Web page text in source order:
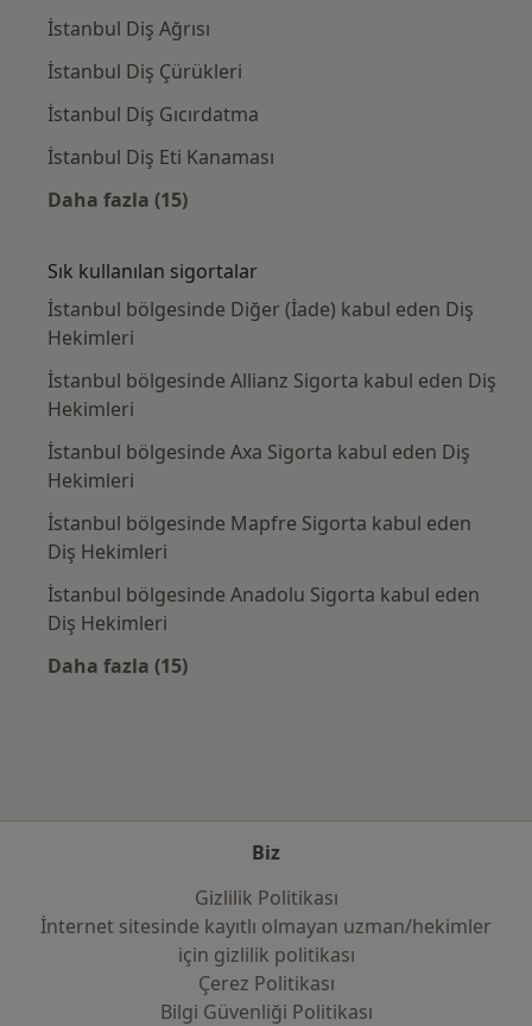
İstanbul Diş Ağrısı
İstanbul Diş Çürükleri
İstanbul Diş Gıcırdatma
İstanbul Diş Eti Kanaması
Daha fazla (15)
Sık kullanılan sigortalar
İstanbul bölgesinde Diğer (İade) kabul eden Diş
Hekimleri
İstanbul bölgesinde Allianz Sigorta kabul eden Diş
Hekimleri
İstanbul bölgesinde Axa Sigorta kabul eden Diş
Hekimleri
İstanbul bölgesinde Mapfre Sigorta kabul eden
Diş Hekimleri
İstanbul bölgesinde Anadolu Sigorta kabul eden
Diş Hekimleri
Daha fazla (15)
Biz
Gizlilik Politikası
İnternet sitesinde kayıtlı olmayan uzman/hekimler
i̇çin gizlilik politikası
Çerez Politikası
Bilgi Güvenliği Politikası